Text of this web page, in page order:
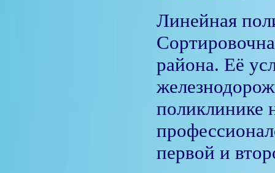
Линейная
района. Её
поликлинике
первой и